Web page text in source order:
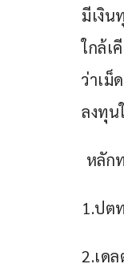
มีเงิน
ใกล้เ
ว่าเม็
ลงทุน
หลัก
1.ปต
2.เด